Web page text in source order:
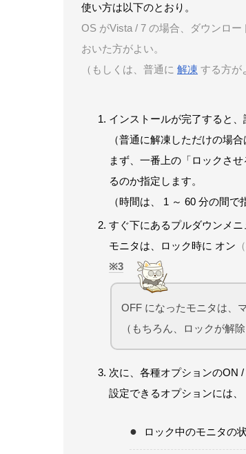
使い方は以下のとおり。
OS がVista / 7 の場合、ダウンロ
おいた方がよい。
（もしくは、普通に 解凍 する方が
インストールが完了すると、
（普通に解凍しただけの場
まず、一番上の「ロックさ
るのか指定します。
（時間は、 1 ～ 60 分の間で
すぐ下にあるプルダウンメ
モニタは、ロック時に オン
3
OFF になったモニタは、
（もちろん、ロックが解
次に、各種オプションのON /
設定できるオプションには、
ロック中のモニタの